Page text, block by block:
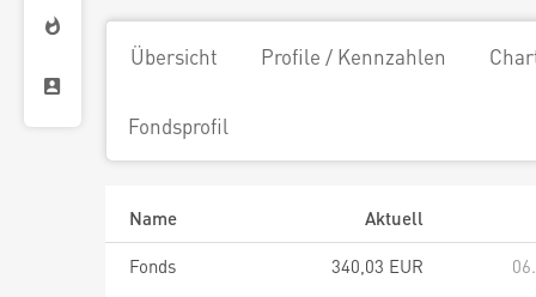
Übersicht Profile / Kennzahlen
Fondsprofil
Name
Aktuell
Fonds
340,03 EUR